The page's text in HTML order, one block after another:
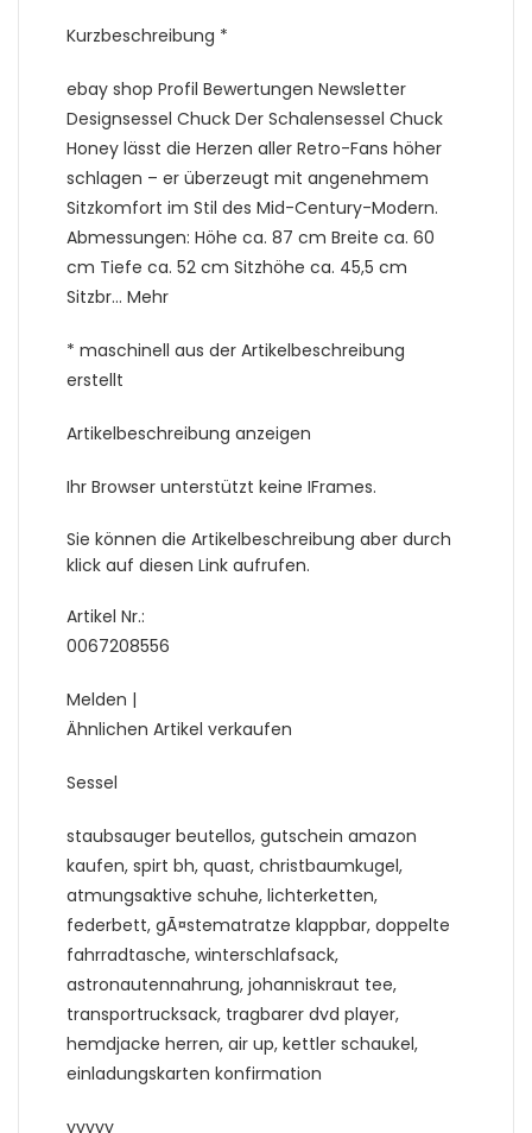
Kurzbeschreibung *
ebay shop Profil Bewertungen Newsletter
Designsessel Chuck Der Schalensessel Chuck
Honey lässt die Herzen aller Retro-Fans höher
schlagen – er überzeugt mit angenehmem
Sitzkomfort im Stil des Mid-Century-Modern.
Abmessungen: Höhe ca. 87 cm Breite ca. 60
cm Tiefe ca. 52 cm Sitzhöhe ca. 45,5 cm
Sitzbr… Mehr
* maschinell aus der Artikelbeschreibung
erstellt
Artikelbeschreibung anzeigen
Ihr Browser unterstützt keine IFrames.
Sie können die Artikelbeschreibung aber durch
klick auf diesen Link aufrufen.
Artikel Nr.:
0067208556
Melden |
Ähnlichen Artikel verkaufen
Sessel
staubsauger beutellos, gutschein amazon
kaufen, spirt bh, quast, christbaumkugel,
atmungsaktive schuhe, lichterketten,
federbett, gÃ¤stematratze klappbar, doppelte
fahrradtasche, winterschlafsack,
astronautennahrung, johanniskraut tee,
transportrucksack, tragbarer dvd player,
hemdjacke herren, air up, kettler schaukel,
einladungskarten konfirmation
yyyyy